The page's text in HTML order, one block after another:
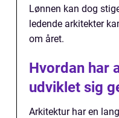
Lønnen kan dog
ledende arkitekter
om året.
Hvordan har
udviklet sig
Arkitektur har en